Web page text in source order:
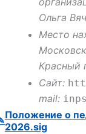
Ольга
Место
Красный
Сайт:
mail:
Положение о
2026.sig